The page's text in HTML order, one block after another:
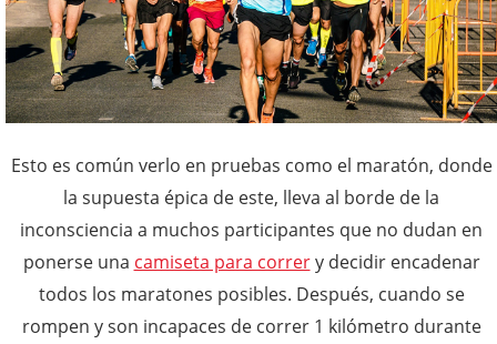
Esto es común verlo en pruebas como el maratón, donde
la supuesta épica de este, lleva al borde de la
inconsciencia a muchos participantes que no dudan en
ponerse una camiseta para correry decidir encadenar
todos los maratones posibles. Después, cuando se
rompen y son incapaces de correr 1 kilómetro durante